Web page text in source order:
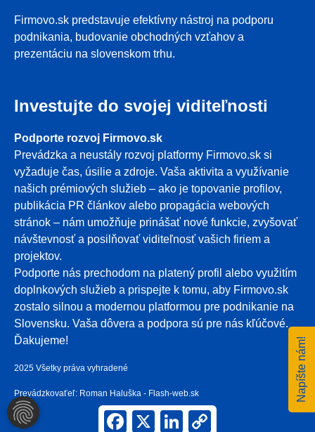
Facebook
X LinkedIn
Firmovo.sk predstavuje efektívny nástroj na podporu
podnikania, budovanie obchodných vzťahov a
prezentáciu na slovenskom trhu.
Investujte do svojej viditeľnosti
Podporte rozvoj Firmovo.sk
Prevádzka a neustály rozvoj platformy Firmovo.sk si
vyžaduje čas, úsilie a zdroje. Vaša aktivita a využívanie
našich prémiových služieb – ako je topovanie profilov,
publikácia PR článkov alebo propagácia webových
stránok – nám umožňuje prinášať nové funkcie, zvyšovať
návštevnosť a posilňovať viditeľnosť vašich firiem a
projektov.
Podporte nás prechodom na platený profil alebo využitím
doplnkových služieb a prispejte k tomu, aby Firmovo.sk
zostalo silnou a modernou platformou pre podnikanie na
Slovensku. Vaša dôvera a podpora sú pre nás kľúčové.
Ďakujeme!
2025 Všetky práva vyhradené
Prevádzkovaťeľ: Roman Haluška - Flash-web.sk Napíšte nám!
NASTAVENIA COOKIES